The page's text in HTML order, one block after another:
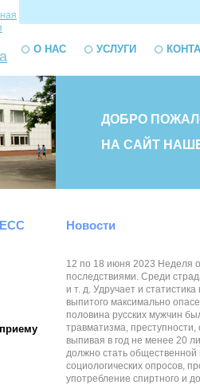
О НАС УСЛУГИ
ДОБРО
НА САЙТ
Новости
12 по 18 июня 2023 Неделя
последствиями. Среди
и т. д. Удручает и
выпитого максимально
половина русских мужчин
травматизма,
выпивая в год не менее 20
должно стать
социологических опросов,
употребление спиртного и